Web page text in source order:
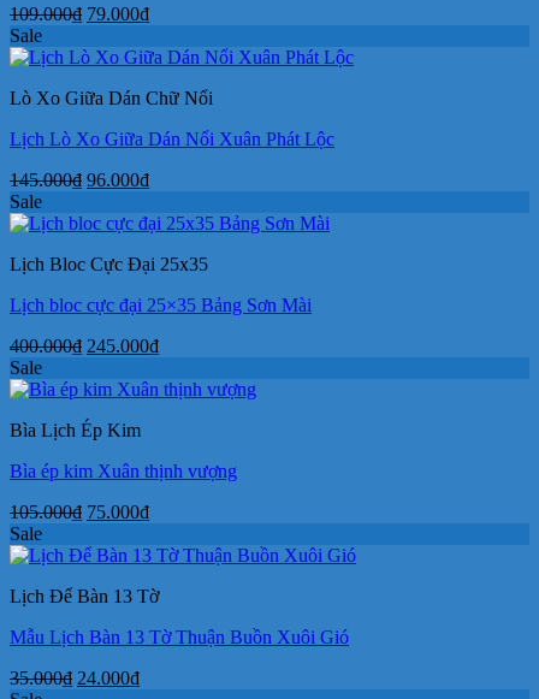
109.000₫ Giá
là:
79.000₫Giá
tại
79.000₫.
Sale
Lò Xo Giữa Dán Chữ Nổi
Lịch Lò Xo Giữa Dán Nổi Xuân Phát Lộc
145.000₫ Giá
là:
96.000₫Giá
tại
96.000₫.
Sale
Lịch Bloc Cực Đại 25x35
Lịch bloc cực đại 25×35 Bảng Sơn Mài
400.000₫ Giá
là:
245.000₫Giá
tại
Sale
Bìa Lịch Ép Kim
Bìa ép kim Xuân thịnh vượng
105.000₫ Giá
là:
75.000₫Giá
tại
75.000₫.
Sale
Lịch Để Bàn 13 Tờ
Mẫu Lịch Bàn 13 Tờ Thuận Buồn Xuôi Gió
35.000₫ Giá
24.000₫Giá